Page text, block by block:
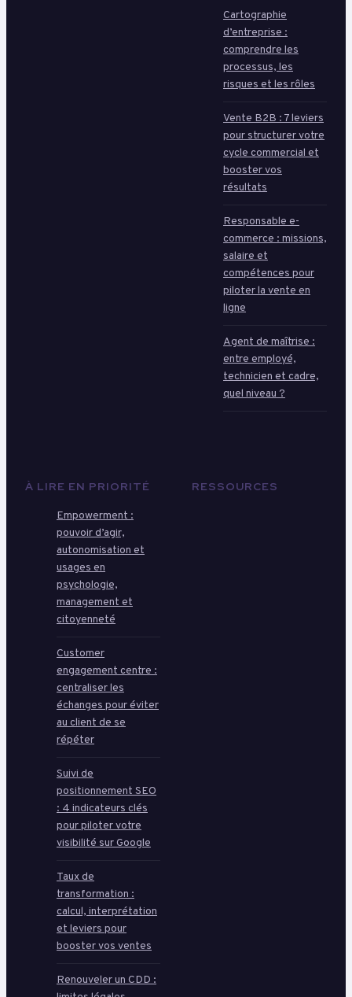
Cartographie
d’entreprise :
comprendre les
processus, les
risques et les rôles
Vente B2B : 7 leviers
pour structurer votre
cycle commercial et
booster vos
résultats
Responsable e-
commerce : missions,
salaire et
compétences pour
piloter la vente en
ligne
Agent de maîtrise :
entre employé,
technicien et cadre,
quel niveau ?
À LIRE EN PRIORITÉ
Empowerment :
pouvoir d’agir,
autonomisation et
usages en
psychologie,
management et
citoyenneté
Customer
engagement centre :
centraliser les
échanges pour éviter
au client de se
répéter
Suivi de
positionnement SEO
: 4 indicateurs clés
pour piloter votre
visibilité sur Google
Taux de
transformation :
calcul, interprétation
et leviers pour
booster vos ventes
Renouveler un CDD :
RESSOURCES